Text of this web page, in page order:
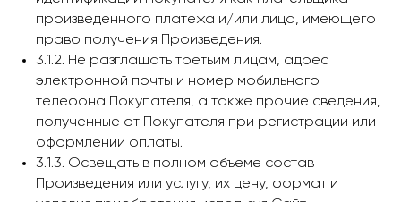
произведенного платежа и/или лица, имеющего
право получения Произведения.
3.1.2. Не разглашать третьим лицам, адрес
электронной почты и номер мобильного
телефона Покупателя, а также прочие сведения,
полученные от Покупателя при регистрации или
оформлении оплаты.
3.1.3. Освещать в полном объеме состав
Произведения или услугу, их цену, формат и